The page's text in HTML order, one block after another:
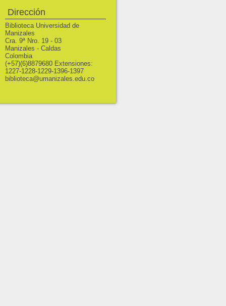
Dirección
Biblioteca Universidad de
Manizales
Cra. 9ª Nro. 19 - 03
Manizales - Caldas
Colombia
(+57)(6)8879680 Extensiones:
1227-1228-1229-1396-1397
biblioteca@umanizales.edu.co